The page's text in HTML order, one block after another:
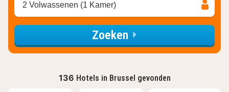
2 Volwassenen (1 Kamer)
Zoeken
136 Hotels in Brussel gevonden